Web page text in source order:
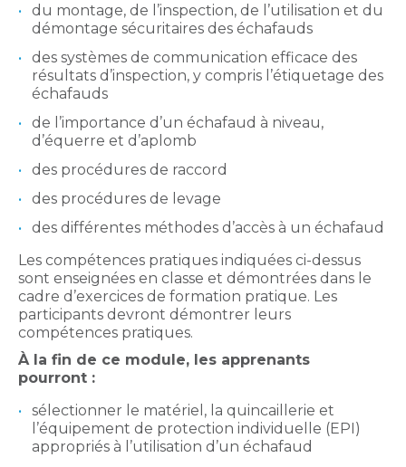
du montage, de l’inspection, de l’utilisation et du
démontage sécuritaires des échafauds
des systèmes de communication efficace des
résultats d’inspection, y compris l’étiquetage des
échafauds
de l’importance d’un échafaud à niveau,
d’équerre et d’aplomb
des procédures de raccord
des procédures de levage
des différentes méthodes d’accès à un échafaud
Les compétences pratiques indiquées ci-dessus
sont enseignées en classe et démontrées dans le
cadre d’exercices de formation pratique. Les
participants devront démontrer leurs
compétences pratiques.
À la fin de ce module, les apprenants
pourront :
sélectionner le matériel, la quincaillerie et
l’équipement de protection individuelle (EPI)
appropriés à l’utilisation d’un échafaud